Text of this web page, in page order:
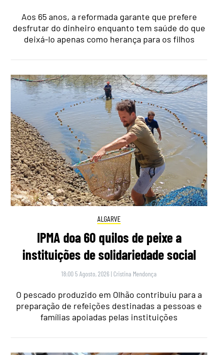
Aos 65 anos, a reformada garante que prefere
desfrutar do dinheiro enquanto tem saúde do que
deixá-lo apenas como herança para os filhos
ALGARVE
IPMA doa 60 quilos de peixe a
instituições de solidariedade social
18:00 5 Agosto, 2026 | Cristina Mendonça
O pescado produzido em Olhão contribuiu para a
preparação de refeições destinadas a pessoas e
famílias apoiadas pelas instituições